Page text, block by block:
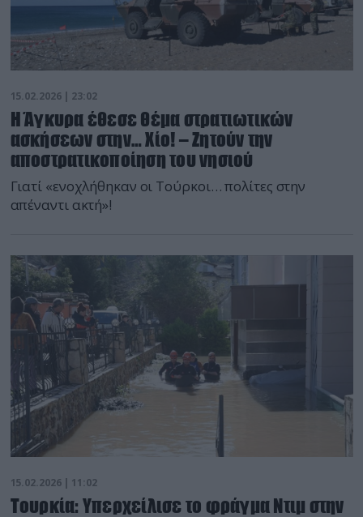
15.02.2026 | 23:02
Η Άγκυρα έθεσε θέμα στρατιωτικών
ασκήσεων στην… Χίο! – Ζητούν την
αποστρατικοποίηση του νησιού
Γιατί «ενοχλήθηκαν οι Τούρκοι… πολίτες στην
απέναντι ακτή»!
15.02.2026 | 11:02
Τουρκία: Υπερχείλισε το φράγμα Ντιμ στην